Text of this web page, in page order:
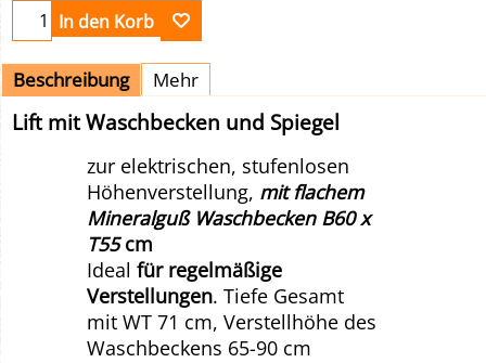
In den Korb
Beschreibung Mehr
Lift mit Waschbecken und Spiegel
zur elektrischen, stufenlosen
Höhenverstellung, mit flachem
Mineralguß Waschbecken B60 x
T55cm
Ideal für regelmäßige
Verstellungen. Tiefe Gesamt
mit WT 71 cm, Verstellhöhe des
Waschbeckens 65-90 cm